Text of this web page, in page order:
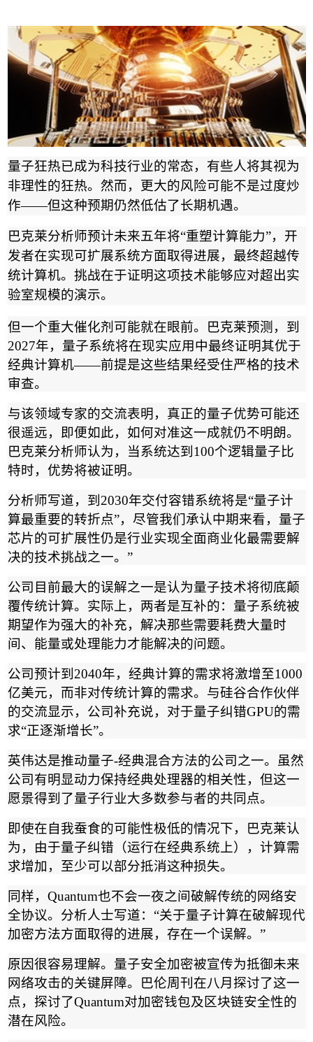
量子狂热已成为科技行业的常态，有些人将其视为
非理性的狂热。然而，更大的风险可能不是过度炒
作——但这种预期仍然低估了长期机遇。
巴克莱分析师预计未来五年将“重塑计算能力”，开
发者在实现可扩展系统方面取得进展，最终超越传
统计算机。挑战在于证明这项技术能够应对超出实
验室规模的演示。
但一个重大催化剂可能就在眼前。巴克莱预测，到
2027年，量子系统将在现实应用中最终证明其优于
经典计算机——前提是这些结果经受住严格的技术
审查。
与该领域专家的交流表明，真正的量子优势可能还
很遥远，即便如此，如何对准这一成就仍不明朗。
巴克莱分析师认为，当系统达到 100个逻辑量子比
特时，优势将被证明。
分析师写道，到 2030年交付容错系统将是“量子计
算最重要的转折点”，尽管我们承认中期来看，量子
芯片的可扩展性仍是行业实现全面商业化最需要解
决的技术挑战之一。 ”
公司目前最大的误解之一是认为量子技术将彻底颠
覆传统计算。实际上，两者是互补的：量子系统被
期望作为强大的补充，解决那些需要耗费大量时
间、能量或处理能力才能解决的问题。
公司预计到 2040年，经典计算的需求将激增至1000
亿美元，而非对传统计算的需求。与硅谷合作伙伴
的交流显示，公司补充说，对于量子纠错GPU的需
求“正逐渐增长”。
英伟达是推动量子-经典混合方法的公司之一。虽然
公司有明显动力保持经典处理器的相关性，但这一
愿景得到了量子行业大多数参与者的共同点。
即使在自我蚕食的可能性极低的情况下，巴克莱认
为，由于量子纠错（运行在经典系统上），计算需
求增加，至少可以部分抵消这种损失。
同样， Quantum也不会一夜之间破解传统的网络安
全协议。分析人士写道： “关于量子计算在破解现代
加密方法方面取得的进展，存在一个误解。 ”
原因很容易理解。量子安全加密被宣传为抵御未来
网络攻击的关键屏障。巴伦周刊在八月探讨了这一
点，探讨了Quantum对加密钱包及区块链安全性的
潜在风险。